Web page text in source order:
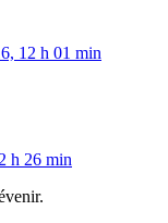
12 h 01 min
h 26 min